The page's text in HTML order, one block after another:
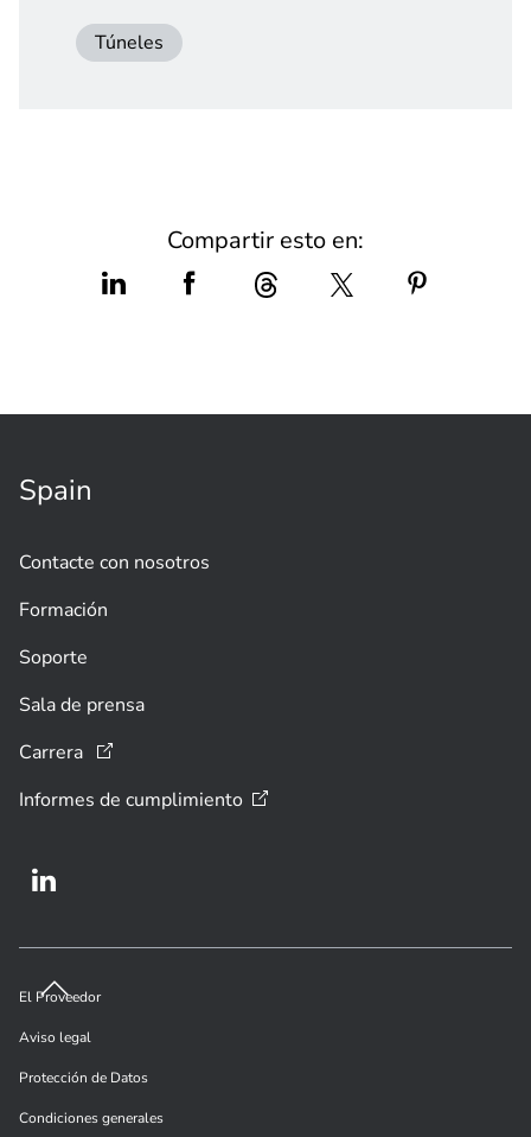
Túneles
Compartir esto en:
Spain
Contacte con nosotros
Formación
Soporte
Sala de prensa
Carrera
Informes de cumplimiento
El Proveedor
Aviso legal
Protección de Datos
Condiciones generales